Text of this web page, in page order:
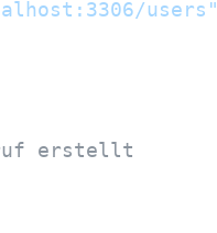
users"
erstellt